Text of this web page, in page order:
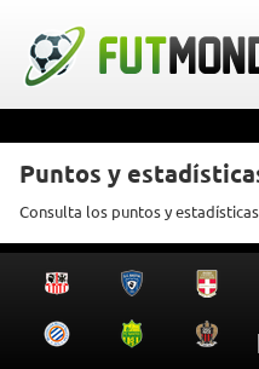
Puntos y
Consulta los puntos y